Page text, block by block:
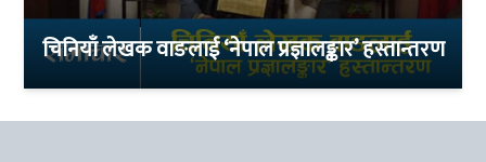
चिनियाँ लेखक वाङलाई ‘नेपाल प्रज्ञालङ्कार’ हस्तान्तरण